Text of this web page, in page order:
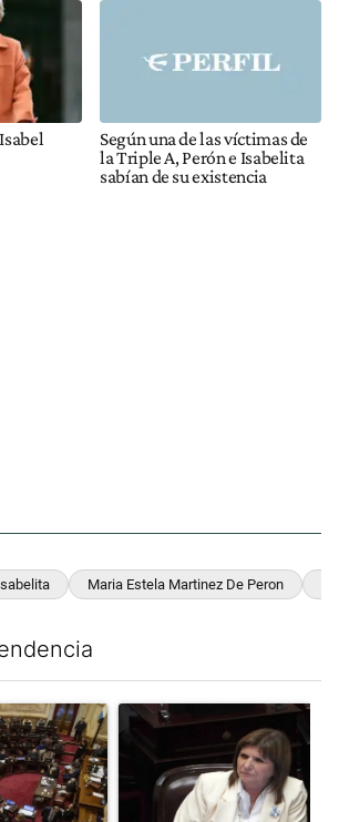
Según una de las víctimas de
la Triple A, Perón e Isabelita
sabían de su existencia
Maria Estela Martinez De Peron
con el título "El Senado dio media
Un artículo de tendencia